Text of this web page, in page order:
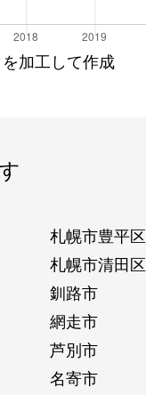
を加工して作成
札幌市豊平区
札幌市清田区
釧路市
網走市
芦別市
名寄市